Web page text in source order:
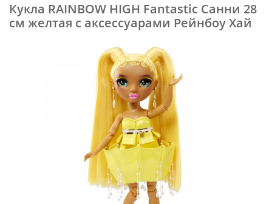
Кукла RAINBOW HIGH Fantastic Санни 28
см желтая с аксессуарами Рейнбоу Хай